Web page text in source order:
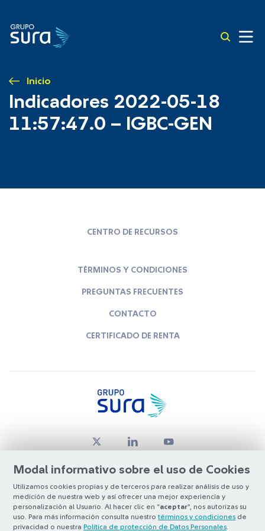
Inicio
Indicadores 2022-05-18
11:57:47.0 – IGBC-GEN
Modal informativo sobre el uso de Cookies
Utilizamos cookies propias y de terceros para realizar análisis de uso y
medición de nuestra web y así ofrecer una mejor experiencia y
personalización al Usuario. Al hacer clic en “aceptar”, nos autorizas su
uso. Para más información consulta nuestro términos y condiciones de
privacidad o nuestra Política de protección de Datos Personales
CENTRO DE RECURSOS
TÉRMINOS Y CONDICIONES
PREGUNTAS FRECUENTES
CONTACTO
CERTIFICADO DE RENTA
© Copyright Grupo SURA 2026